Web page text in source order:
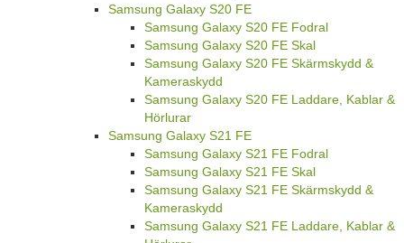
Samsung Galaxy S20 FE
Samsung Galaxy S20 FE Fodral
Samsung Galaxy S20 FE Skal
Samsung Galaxy S20 FE Skärmskydd &
Kameraskydd
Samsung Galaxy S20 FE Laddare, Kablar &
Hörlurar
Samsung Galaxy S21 FE
Samsung Galaxy S21 FE Fodral
Samsung Galaxy S21 FE Skal
Samsung Galaxy S21 FE Skärmskydd &
Kameraskydd
Samsung Galaxy S21 FE Laddare, Kablar &